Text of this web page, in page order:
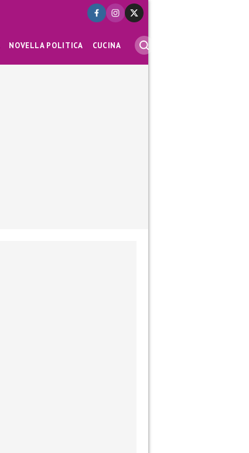
NOVELLA POLITICA CUCINA